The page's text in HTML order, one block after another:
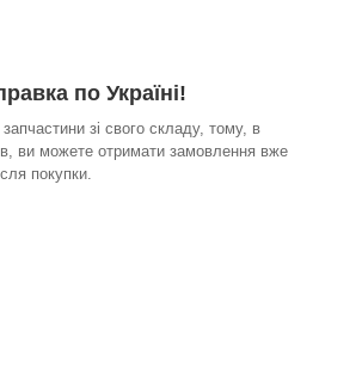
по Україні!
зі свого складу, тому, в
ви можете отримати замовлення вже
покупки.